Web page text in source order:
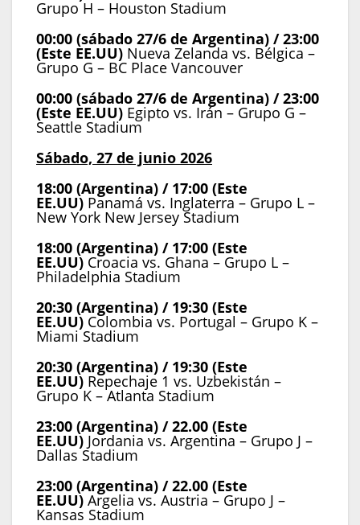
Grupo H – Houston Stadium
00:00 (sábado 27/6 de Argentina) / 23:00
(Este EE.UU) Nueva Zelanda vs. Bélgica –
Grupo G – BC Place Vancouver
00:00 (sábado 27/6 de Argentina) / 23:00
(Este EE.UU) Egipto vs. Irán – Grupo G –
Seattle Stadium
Sábado, 27 de junio 2026
18:00 (Argentina) / 17:00 (Este
EE.UU) Panamá vs. Inglaterra – Grupo L –
New York New Jersey Stadium
18:00 (Argentina) / 17:00 (Este
EE.UU) Croacia vs. Ghana – Grupo L –
Philadelphia Stadium
20:30 (Argentina) / 19:30 (Este
EE.UU) Colombia vs. Portugal – Grupo K –
Miami Stadium
20:30 (Argentina) / 19:30 (Este
EE.UU) Repechaje 1 vs. Uzbekistán –
Grupo K – Atlanta Stadium
23:00 (Argentina) / 22.00 (Este
EE.UU) Jordania vs. Argentina – Grupo J –
Dallas Stadium
23:00 (Argentina) / 22.00 (Este
EE.UU) Argelia vs. Austria – Grupo J –
Kansas Stadium